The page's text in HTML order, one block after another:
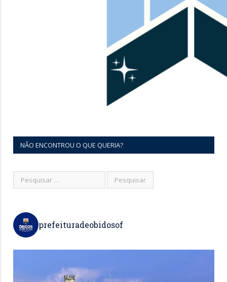
NÃO ENCONTROU O QUE QUERIA?
prefeituradeobidosof